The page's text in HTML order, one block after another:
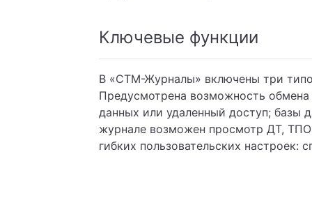
Ключевые функции
В «СТМ-Журналы» включены три
Предусмотрена возможность
данных или удаленный доступ; базы
журнале возможен просмотр ДТ,
гибких пользовательских настроек: